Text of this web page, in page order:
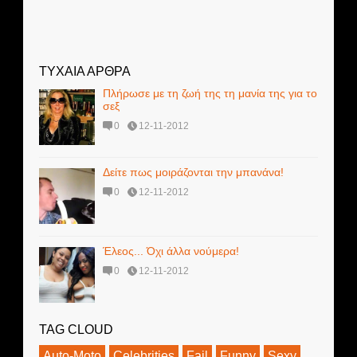
ΤΥΧΑΙΑ ΑΡΘΡΑ
Πλήρωσε με τη ζωή της τη μανία της για το
σεξ
0 12-11-2012
Δείτε πως μοιράζονται την μπανάνα!
0 12-11-2012
Έλεος... Όχι άλλα νούμερα!
0 12-11-2012
TAG CLOUD